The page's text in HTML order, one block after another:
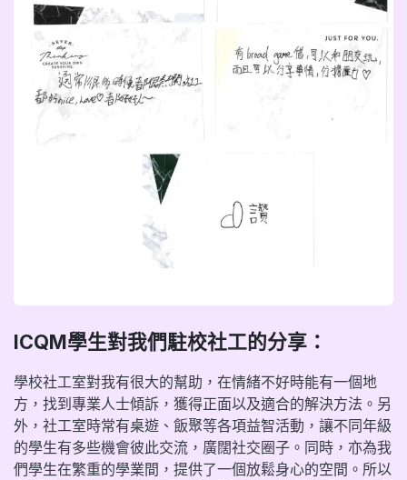
ICQM學生對我們駐校社工的分享：
學校社工室對我有很大的幫助，在情緒不好時能有一個地
方，找到專業人士傾訴，獲得正面以及適合的解決方法。另
外，社工室時常有桌遊、飯聚等各項益智活動，讓不同年級
的學生有多些機會彼此交流，廣闊社交圈子。同時，亦為我
們學生在繁重的學業間，提供了一個放鬆身心的空間。所以